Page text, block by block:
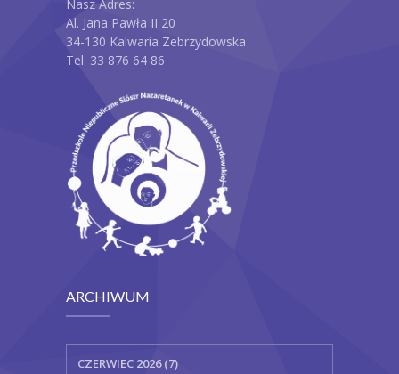
Nasz Adres:
Al. Jana Pawła II 20
34-130 Kalwaria Zebrzydowska
Tel. 33 876 64 86
ARCHIWUM
CZERWIEC 2026 (7)